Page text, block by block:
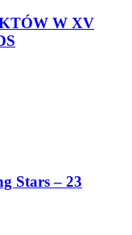
W XV
Stars – 23